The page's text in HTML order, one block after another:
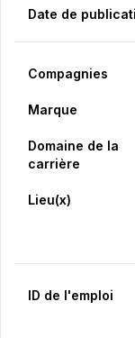
Date de
Compagnies
Marque
Domaine de la
carrière
Lieu(x)
ID de l'emploi